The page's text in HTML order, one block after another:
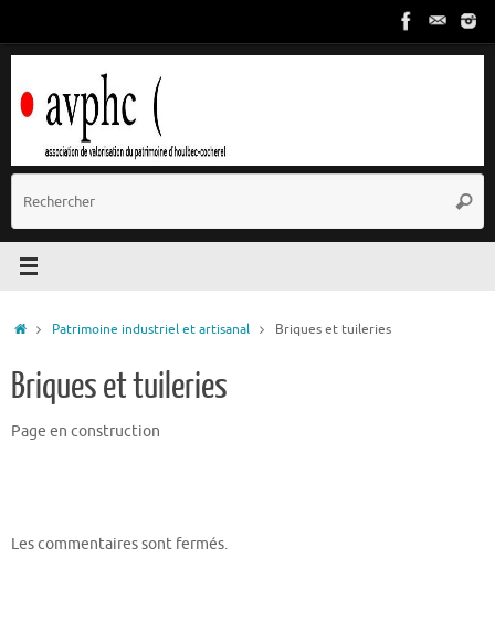
contenu
:
AccueilPatrimoine industriel et artisanal Briques et tuileries
Briques et tuileries
Page en construction
Les commentaires sont fermés.